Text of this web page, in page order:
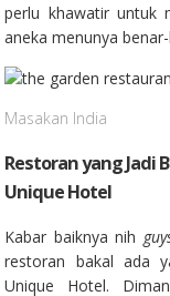
perlu khawatir untuk
aneka menunya
Masakan India
Restoran yang Jadi
Unique Hotel
Kabar baiknya nih
restoran bakal ada
Unique Hotel.